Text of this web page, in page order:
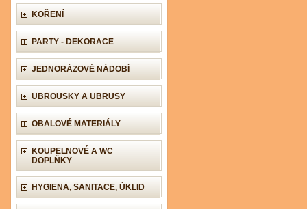
KOŘENÍ
PARTY - DEKORACE
JEDNORÁZOVÉ NÁDOBÍ
UBROUSKY A UBRUSY
OBALOVÉ MATERIÁLY
KOUPELNOVÉ A WC
DOPLŇKY
HYGIENA, SANITACE, ÚKLID